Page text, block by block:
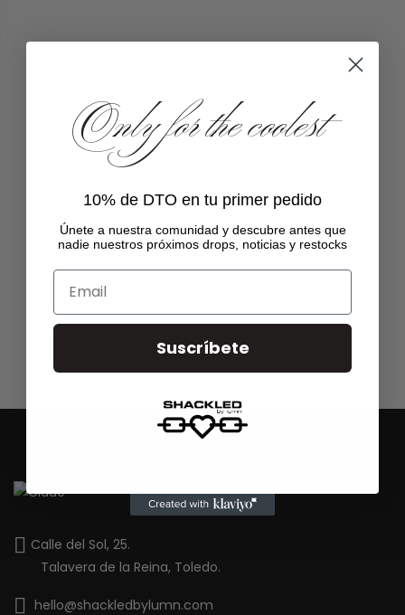
Calle del Sol, 25.
Talavera de la Reina, Toledo.
hello@shackledbylumn.com
Only for the coolest
10% de DTO en tu primer pedido
Únete a nuestra comunidad y descubre antes que
nadie nuestros próximos drops, noticias y restocks
Email
Suscríbete